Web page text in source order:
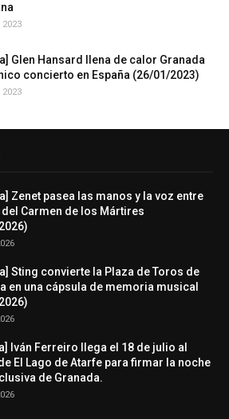
Glen Hansard llena de calor Granada
concierto en España (26/01/2023)
2023
Zenet pasea las manos y la voz entre
del Carmen de los Mártires
Sting convierte la Plaza de Toros de
en una cápsula de memoria musical
Iván Ferreiro llega el 18 de julio al
El Lago de Atarfe para firmar la noche
de Granada.